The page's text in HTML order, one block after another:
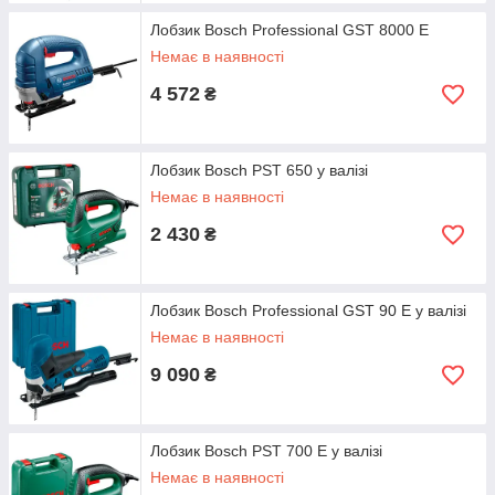
Лобзик Bosch Professional GST 8000 E
Немає в наявності
4 572 ₴
Лобзик Bosch PST 650 у валізі
Немає в наявності
2 430 ₴
Лобзик Bosch Professional GST 90 E у валізі
Немає в наявності
9 090 ₴
Лобзик Bosch PST 700 E у валізі
Немає в наявності